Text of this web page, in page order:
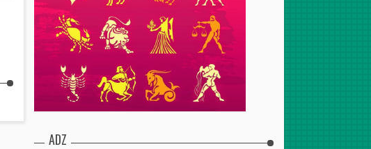
भलिवल उपाधि आरम्भ निर्माण
सेवालाई
ह्वीलचियर बास्केटबल
प्रतियोगितामा ६ टिम
ADZ